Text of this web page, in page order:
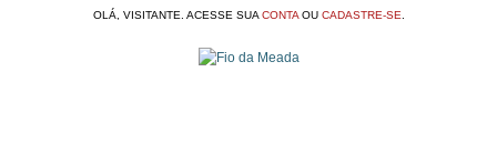
OLÁ, VISITANTE. ACESSE SUA CONTAOU CADASTRE-SE